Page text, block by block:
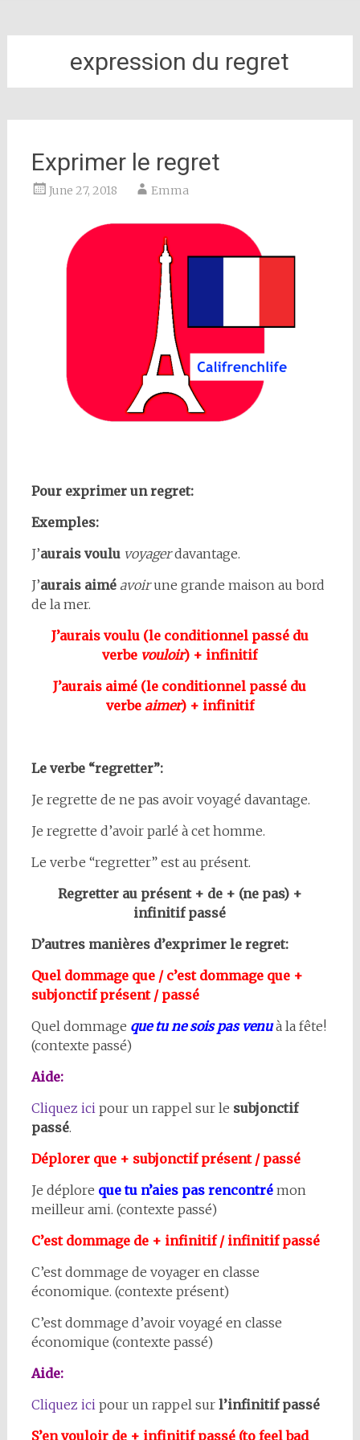
expression du regret
Exprimer le regret
June 27, 2018 Emma
Pour exprimer un regret:
Exemples:
J’aurais voulu voyagerdavantage.
J’aurais aimé avoirune grande maison au bord
de la mer.
J’aurais voulu (le conditionnel passé du
verbe vouloir) + infinitif
J’aurais aimé (le conditionnel passé du
verbe aimer) + infinitif
Le verbe “regretter”:
Je regrette de ne pas avoir voyagé davantage.
Je regrette d’avoir parlé à cet homme.
Le verbe “regretter” est au présent.
Regretter au présent + de + (ne pas) +
infinitif passé
D’autres manières d’exprimer le regret:
Quel dommage que / c’est dommage que +
subjonctif présent / passé
Quel dommage que tu ne sois pas venuà la fête!
(contexte passé)
Aide:
Cliquez icipour un rappel sur le subjonctif
passé.
Déplorer que + subjonctif présent / passé
Je déplore que tu n’aies pas rencontré mon
meilleur ami. (contexte passé)
C’est dommage de + infinitif / infinitif passé
C’est dommage de voyager en classe
économique. (contexte présent)
C’est dommage d’avoir voyagé en classe
économique (contexte passé)
Aide:
Cliquez icipour un rappel sur l’infinitif passé
S’en vouloir de + infinitif passé (to feel bad